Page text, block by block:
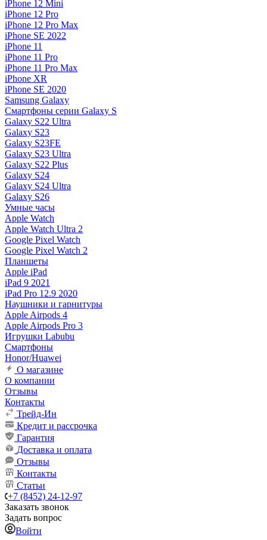
iPhone 12 Mini
iPhone 12 Pro
iPhone 12 Pro Max
iPhone SE 2022
iPhone 11
iPhone 11 Pro
iPhone 11 Pro Max
iPhone XR
iPhone SE 2020
Samsung Galaxy
Смартфоны серии Galaxy S
Galaxy S22 Ultra
Galaxy S23
Galaxy S23FE
Galaxy S23 Ultra
Galaxy S22 Plus
Galaxy S24
Galaxy S24 Ultra
Galaxy S26
Умные часы
Apple Watch
Apple Watch Ultra 2
Google Pixel Watch
Google Pixel Watch 2
Планшеты
Apple iPad
iPad 9 2021
iPad Pro 12.9 2020
Наушники и гарнитуры
Apple Airpods 4
Apple Airpods Pro 3
Игрушки Labubu
Смартфоны
Honor/Huawei
О магазине
О компании
Отзывы
Контакты
Трейд-Ин
Кредит и рассрочка
Гарантия
Доставка и оплата
Отзывы
Контакты
Статьи
+7 (8452) 24-12-97
Заказать звонок
Задать вопрос
Войти